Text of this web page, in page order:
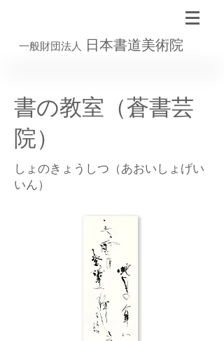
一般財団法人 日本書道美術院
書の教室（蒼書芸
院）
しょのきょうしつ（あおいしょげい
いん）